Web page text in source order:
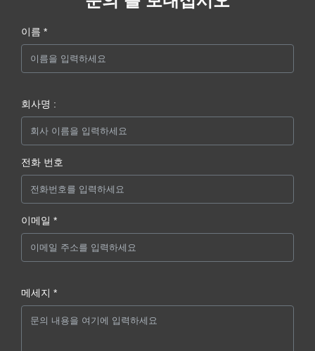
이름 *
회사명 :
전화 번호
이메일 *
메세지 *